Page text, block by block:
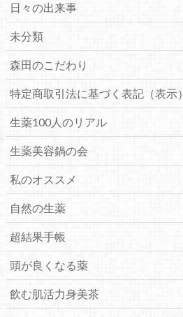
日々の出来事
未分類
森田のこだわり
特定商取引法に基づく表記（表示）
生薬100人のリアル
生薬美容鍋の会
私のオススメ
自然の生薬
超結果手帳
頭が良くなる薬
飲む肌活力身美茶